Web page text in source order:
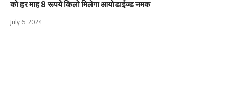
को हर माह 8 रूपये किलो मिलेगा आयोडाईज्ड नमक
July 6, 2024